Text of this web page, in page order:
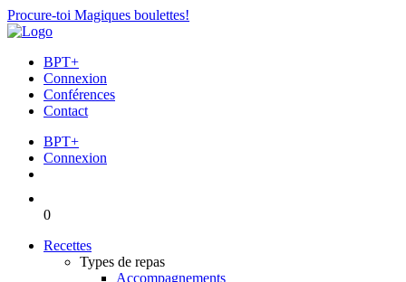
Procure-toi Magiques boulettes!
BPT+
Connexion
Conférences
Contact
BPT+
Connexion
0
Recettes
Types de repas
Accompagnements